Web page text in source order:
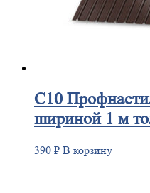
С10
шириной 1 м
390 ₽ В корзину